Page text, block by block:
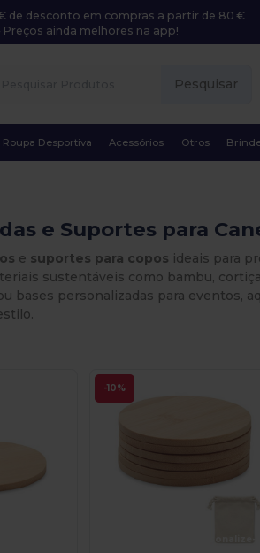
de desconto em compras a partir de 80 €
ainda melhores na app!
Pesquisar
Roupa Desportiva Acessórios Otros
e Suportes para
e suportes para copos ideais para
sustentáveis como bambu,
bases personalizadas para eventos,
-10%